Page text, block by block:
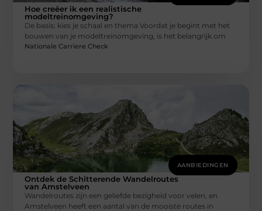
Hoe creëer ik een realistische
modeltreinomgeving?
De basis: kies je schaal en thema Voordat je begint met het
bouwen van je modeltreinomgeving, is het belangrijk om
Nationale Carriere Check
AANBIEDINGEN
Ontdek de Schitterende Wandelroutes
van Amstelveen
Wandelroutes zijn een geliefde bezigheid voor velen, en
Amstelveen heeft een aantal van de mooiste routes in